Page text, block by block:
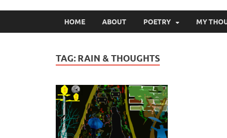
HOME ABOUT POETRY MY
TAG: RAIN & THOUGHTS